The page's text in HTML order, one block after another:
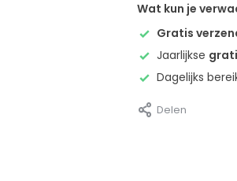
Wat kun je
Gratis
Jaarlijkse
Dagelijks
Delen